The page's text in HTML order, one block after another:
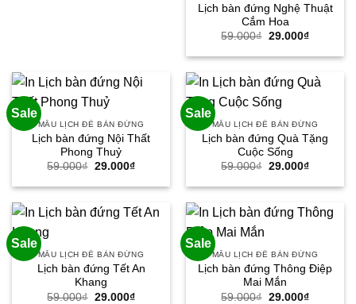
Lịch bàn đứng Nghệ Thuật
Cắm Hoa
59.000₫ Giá
là:
29.000₫Giá
tại
29.000₫.
Sale
MẪU LỊCH ĐỂ BÀN ĐỨNG
Lịch bàn đứng Nội Thất
Phong Thuỷ
59.000₫ Giá
là:
29.000₫Giá
tại
29.000₫.
Sale
MẪU LỊCH ĐỂ BÀN ĐỨNG
Lịch bàn đứng Quà Tặng
Cuộc Sống
59.000₫ Giá
là:
29.000₫Giá
tại
29.000₫.
Sale
MẪU LỊCH ĐỂ BÀN ĐỨNG
Lịch bàn đứng Tết An
Khang
59.000₫ Giá
29.000₫Giá
Sale
MẪU LỊCH ĐỂ BÀN ĐỨNG
Lịch bàn đứng Thông Điệp
Mai Mắn
59.000₫ Giá
29.000₫Giá